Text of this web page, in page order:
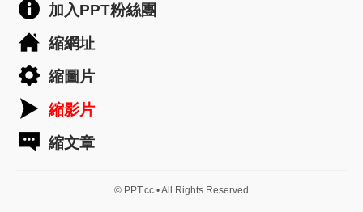
加入PPT粉絲團
縮網址
縮圖片
縮影片
縮文章
© PPT.cc • All Rights Reserved